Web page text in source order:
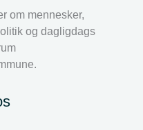
om mennesker,
og dagligdags